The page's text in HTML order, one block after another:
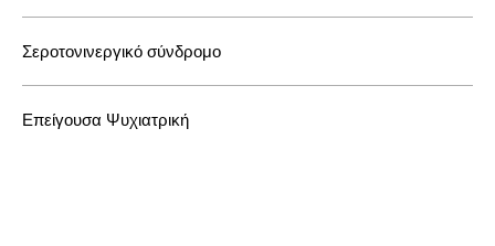
Σεροτονινεργικό σύνδρομο
Επείγουσα Ψυχιατρική